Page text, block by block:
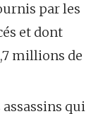
par les
et dont
millions de
qui